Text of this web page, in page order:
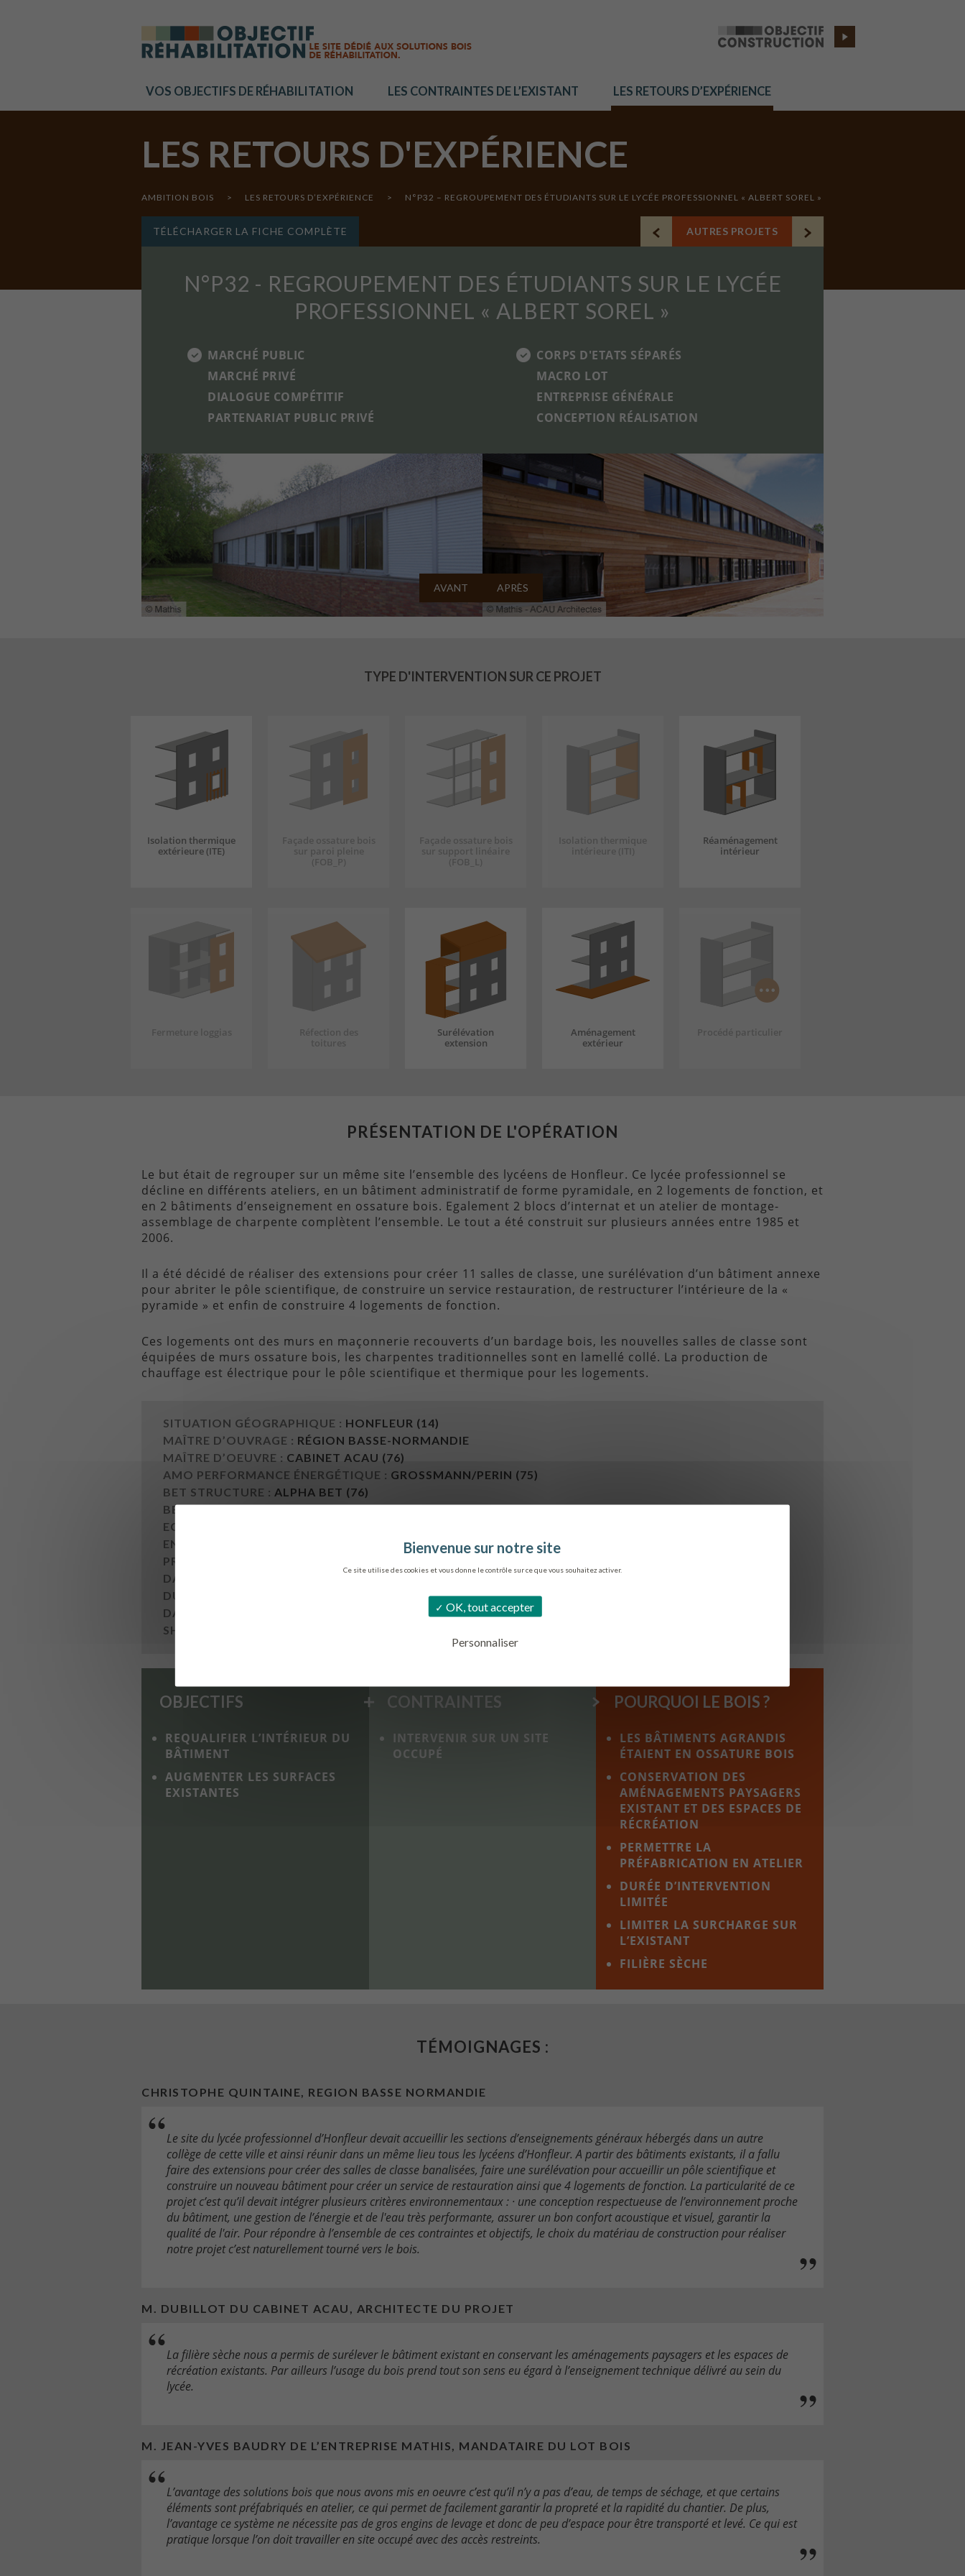
Ce site utilise des cookies et vous donne le contrôle sur ce que vous souhaitez activer.
OK, tout accepter
Personnaliser
VOS OBJECTIFS DE RÉHABILITATION LES CONTRAINTES DE L’EXISTANT LES RETOURS D’EXPÉRIENCE
LES RETOURS D'EXPÉRIENCE
AMBITION BOIS > LES RETOURS D’EXPÉRIENCE > N°P32 – REGROUPEMENT DES ÉTUDIANTS SUR LE LYCÉE PROFESSIONNEL « ALBERT SOREL »
TÉLÉCHARGER LA FICHE COMPLÈTE AUTRES PROJETS
N°P32 - REGROUPEMENT DES ÉTUDIANTS SUR LE LYCÉE
PROFESSIONNEL « ALBERT SOREL »
MARCHÉ PUBLIC
MARCHÉ PRIVÉ
DIALOGUE COMPÉTITIF
PARTENARIAT PUBLIC PRIVÉ
CORPS D'ETATS SÉPARÉS
MACRO LOT
ENTREPRISE GÉNÉRALE
CONCEPTION RÉALISATION
AVANT APRÈS
TYPE D'INTERVENTION SUR CE PROJET
Isolation thermique
extérieure (ITE)
Façade ossature bois
sur paroi pleine
(FOB_P)
Façade ossature bois
sur support linéaire
(FOB_L)
Isolation thermique
intérieure (ITI)
Réaménagement
intérieur
Fermeture loggias
Réfection des
toitures
Surélévation
extension
Aménagement
extérieur
Procédé particulier
PRÉSENTATION DE L'OPÉRATION
Le but était de regrouper sur un même site l’ensemble des lycéens de Honfleur. Ce lycée professionnel se
décline en différents ateliers, en un bâtiment administratif de forme pyramidale, en 2 logements de fonction, et
en 2 bâtiments d’enseignement en ossature bois. Egalement 2 blocs d’internat et un atelier de montage-
assemblage de charpente complètent l’ensemble. Le tout a été construit sur plusieurs années entre 1985 et
2006.
Il a été décidé de réaliser des extensions pour créer 11 salles de classe, une surélévation d’un bâtiment annexe
pour abriter le pôle scientifique, de construire un service restauration, de restructurer l’intérieure de la «
pyramide » et enfin de construire 4 logements de fonction.
Ces logements ont des murs en maçonnerie recouverts d’un bardage bois, les nouvelles salles de classe sont
équipées de murs ossature bois, les charpentes traditionnelles sont en lamellé collé. La production de
chauffage est électrique pour le pôle scientifique et thermique pour les logements.
SITUATION GÉOGRAPHIQUE : HONFLEUR (14)
MAÎTRE D’OUVRAGE : RÉGION BASSE-NORMANDIE
MAÎTRE D’OEUVRE : CABINET ACAU (76)
AMO PERFORMANCE ÉNERGÉTIQUE : GROSSMANN/PERIN (75)
BET STRUCTURE : ALPHA BET (76)
BET THERMIQUE :CED’EX (76)
ECONOMISTE :
ENTREPRISE LOT BOIS :
PROGRAMME :
DATE DE CONSTRUCTION :
DURÉE DES TRAVAUX :
DATE DE LIVRAISON :
SHON :
OBJECTIFS
REQUALIFIER L’INTÉRIEUR DU
BÂTIMENT
AUGMENTER LES SURFACES
EXISTANTES
CONTRAINTES
INTERVENIR SUR UN SITE
OCCUPÉ
POURQUOI LE BOIS ?
LES BÂTIMENTS AGRANDIS
ÉTAIENT EN OSSATURE BOIS
CONSERVATION DES
AMÉNAGEMENTS PAYSAGERS
EXISTANT ET DES ESPACES DE
RÉCRÉATION
PERMETTRE LA
PRÉFABRICATION EN ATELIER
DURÉE D’INTERVENTION
LIMITÉE
LIMITER LA SURCHARGE SUR
L’EXISTANT
FILIÈRE SÈCHE
TÉMOIGNAGES :
CHRISTOPHE QUINTAINE, REGION BASSE NORMANDIE
Le site du lycée professionnel d’Honfleur devait accueillir les sections d’enseignements généraux hébergés dans un autre
collège de cette ville et ainsi réunir dans un même lieu tous les lycéens d’Honfleur. A partir des bâtiments existants, il a fallu
faire des extensions pour créer des salles de classe banalisées, faire une surélévation pour accueillir un pôle scientifique et
construire un nouveau bâtiment pour créer un service de restauration ainsi que 4 logements de fonction. La particularité de ce
projet c’est qu’il devait intégrer plusieurs critères environnementaux : · une conception respectueuse de l’environnement proche
du bâtiment, une gestion de l’énergie et de l'eau très performante, assurer un bon confort acoustique et visuel, garantir la
qualité de l'air. Pour répondre à l’ensemble de ces contraintes et objectifs, le choix du matériau de construction pour réaliser
notre projet c’est naturellement tourné vers le bois.
M. DUBILLOT DU CABINET ACAU, ARCHITECTE DU PROJET
La filière sèche nous a permis de surélever le bâtiment existant en conservant les aménagements paysagers et les espaces de
récréation existants. Par ailleurs l’usage du bois prend tout son sens eu égard à l’enseignement technique délivré au sein du
lycée.
M. JEAN-YVES BAUDRY DE L’ENTREPRISE MATHIS, MANDATAIRE DU LOT BOIS
L’avantage des solutions bois que nous avons mis en oeuvre c’est qu’il n’y a pas d’eau, de temps de séchage, et que certains
éléments sont préfabriqués en atelier, ce qui permet de facilement garantir la propreté et la rapidité du chantier. De plus,
l’avantage ce système ne nécessite pas de gros engins de levage et donc de peu d’espace pour être transporté et levé. Ce qui est
pratique lorsque l’on doit travailler en site occupé avec des accès restreints.